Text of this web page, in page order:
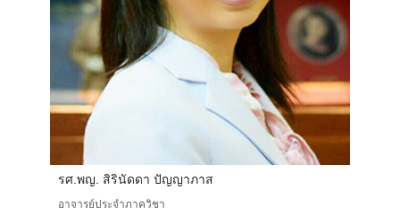
รศ.พญ. สิรินัดดา ปัญญาภาส
อาจารย์ประจำภาควิชา